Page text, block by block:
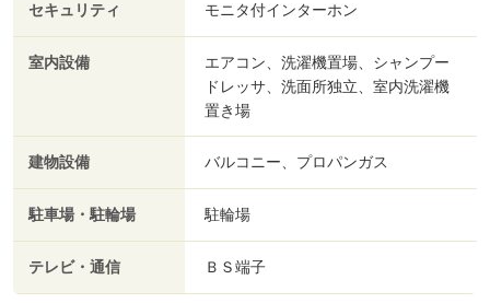
セキュリティ モニタ付インターホン
室内設備
エアコン、洗濯機置場、シャンプー
ドレッサ、洗面所独立、室内洗濯機
置き場
建物設備 バルコニー、プロパンガス
駐車場・駐輪場 駐輪場
テレビ・通信 ＢＳ端子